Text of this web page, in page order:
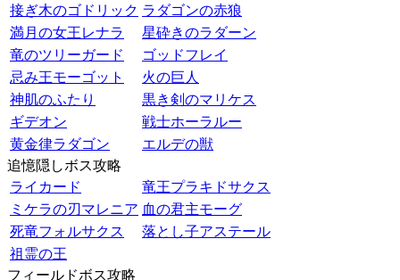
接ぎ木のゴドリック ラダゴンの赤狼
満月の女王レナラ
星砕きのラダーン
竜のツリーガード
ゴッドフレイ
忌み王モーゴット
火の巨人
神肌のふたり
黒き剣のマリケス
ギデオン
戦士ホーラルー
黄金律ラダゴン
エルデの獣
追憶隠しボス攻略
ライカード
竜王プラキドサクス
ミケラの刃マレニア 血の君主モーグ
死竜フォルサクス
落とし子アステール
祖霊の王
フィールドボス攻略